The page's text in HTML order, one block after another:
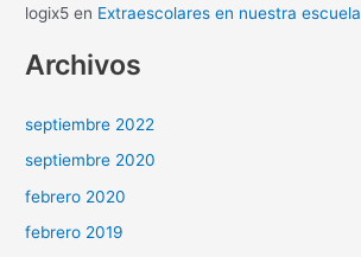
logix5 en Extraescolares en nuestra escuela
Archivos
septiembre 2022
septiembre 2020
febrero 2020
febrero 2019